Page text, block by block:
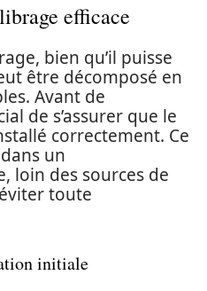
efficace
bien qu’il puisse
être décomposé en
Avant de
de s’assurer que le
correctement. Ce
un
loin des sources de
toute
initiale